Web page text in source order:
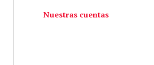
Nuestras cuentas